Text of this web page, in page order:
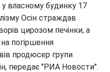
у власному будинку 17
Осін страждав
цирозом печінки, а
погіршення
продюсер групи
передає "РИА Новости".